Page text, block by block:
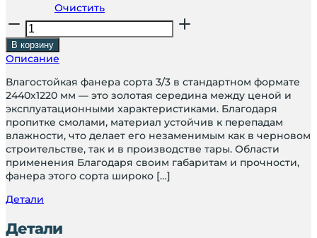
Очистить
Количество
товара
Фанера
сорт
В корзину
Описание
Влагостойкая фанера сорта 3/3 в стандартном формате
2440х1220 мм — это золотая середина между ценой и
эксплуатационными характеристиками. Благодаря
пропитке смолами, материал устойчив к перепадам
влажности, что делает его незаменимым как в черновом
строительстве, так и в производстве тары. Области
применения Благодаря своим габаритам и прочности,
фанера этого сорта широко […]
Детали
Детали